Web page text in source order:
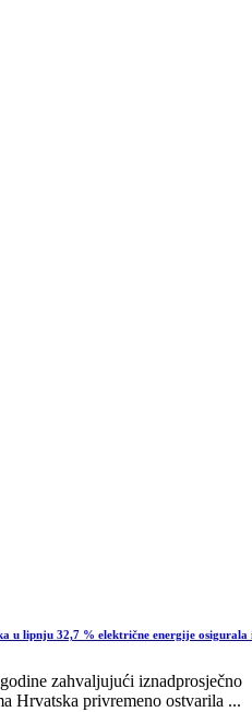
u lipnju 32,7 % električne energije osigurala
zahvaljujući iznadprosječno
Hrvatska privremeno ostvarila ...